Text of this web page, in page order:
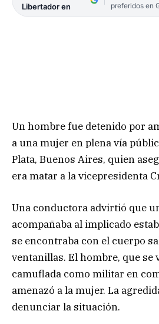
Libertador en
preferidos en
Un hombre fue detenido por
a una mujer en plena vía
Plata, Buenos Aires, quien
era matar a la vicepresidenta
Una conductora advirtió que
acompañaba al implicado
se encontraba con el cuerpo
ventanillas. El hombre, que se
camuflada como militar en
amenazó a la mujer. La
denunciar la situación.